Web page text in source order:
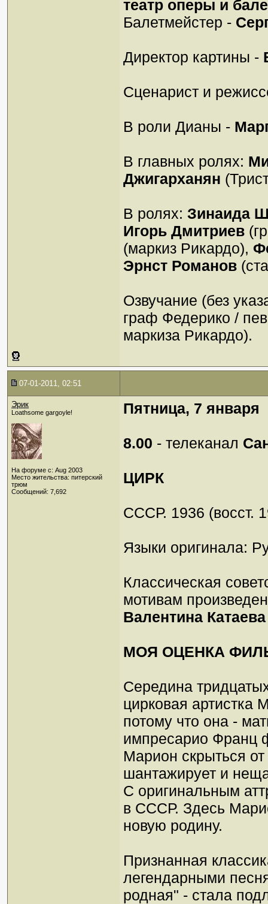
театр оперы и
Балетмейстер -
Директор картины -
Сценарист и
В роли Дианы -
В главных ролях:
Джигарханян
В ролях: Зинаида
Игорь Дмитриев
(маркиз Рикардо),
Эрнст Романов
Озвучание (без
граф Федерико /
маркиза Рикардо).
07-01-2011, 02:51
Эрик
Loathsome gargoyle!
На форуме с: Aug 2003
Место жительства: питерский
трюм
Сообщений: 7,692
Пятница, 7 января
8.00 - телеканал
ЦИРК
СССР. 1936 (восст.
Языки оригинала:
Классическая
мотивам
Валентина Катаева
МОЯ ОЦЕНКА
Середина
цирковая
потому что она -
импpесаpио Франц
Марион скрыться
шантажирует и
С оригинальным
в СССР. Здесь
новую родину.
Признанная
легендарными
родная" - стала